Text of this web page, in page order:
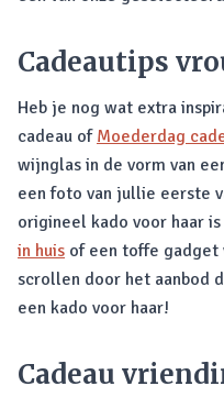
Cadeautips
Heb je nog wat extra
cadeau of Moederdag
wijnglas in de vorm van
een foto van jullie eerste
origineel kado voor haar
in huis of een toffe gadget
scrollen door het aanbod
een kado voor haar!
Cadeau